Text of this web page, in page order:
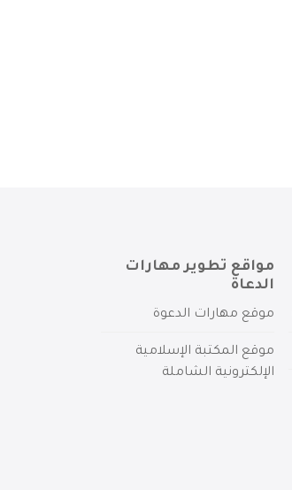
مواقع تطوير مهارات
الدعاة
موقع مهارات الدعوة
موقع المكتبة الإسلامية
الإلكترونية الشاملة